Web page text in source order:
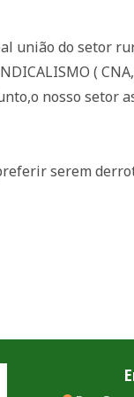
união do setor
(
nosso setor
serem